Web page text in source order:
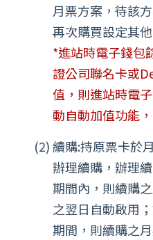
月票方案，待該
再次購買設定其
*進站時電子錢包
證公司聯名卡或
值，則進站時電
動自動加值功能
續購:持原票卡於
辦理續購，辦理
期間內，則續購
之翌日自動啟用
期間，則續購之